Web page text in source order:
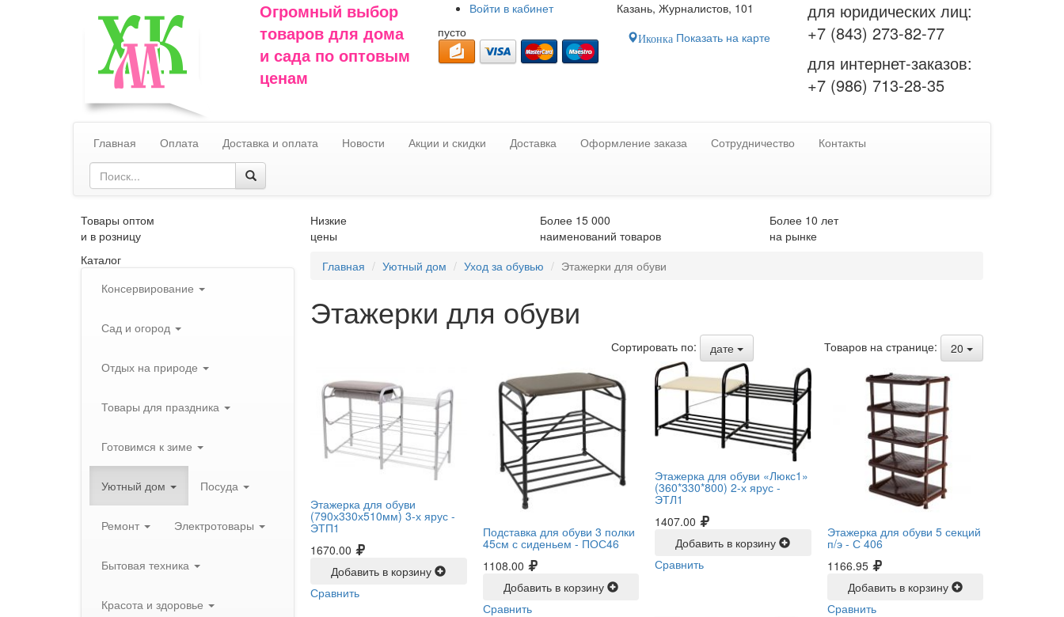
Огромный выбор
товаров для дома
и сада по оптовым
ценам
Войти в кабинет
пусто
Казань, Журналистов, 101
ИконкаПоказать на карте
для юридических лиц:
+7 (843) 273-82-77
для интернет-заказов:
+7 (986) 713-28-35
Главная Оплата Доставка и оплата Новости Акции и скидки Доставка Оформление заказа Сотрудничество Контакты
Товары оптом
и в розницу
Низкие
цены
Более 15 000
наименований товаров
Более 10 лет
на рынке
Каталог
Консервирование
Сад и огород
Отдых на природе
Товары для праздника
Готовимся к зиме
Уютный дом Посуда
Ремонт Электротовары
Бытовая техника
Красота и здоровье
Главная Уютный дом Уход за обувью Этажерки для обуви
Этажерки для обуви
Сортировать по: дате Товаров на странице: 20
Этажерка для обуви
(790х330х510мм) 3-х ярус -
ЭТП1
1670.00
Добавить в корзину
Сравнить
Подставка для обуви 3 полки
45см с сиденьем - ПОС46
1108.00
Добавить в корзину
Сравнить
Этажерка для обуви «Люкс1»
(360*330*800) 2-х ярус -
ЭТЛ1
1407.00
Добавить в корзину
Сравнить
Этажерка для обуви 5 секций
п/э - С 406
1166.95
Добавить в корзину
Сравнить